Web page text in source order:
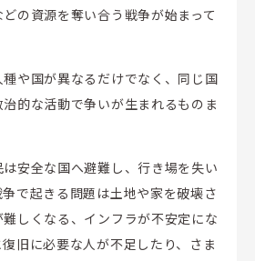
の資源を奪い合う戦争が始まって
や国が異なるだけでなく、同じ国
的な活動で争いが生まれるものま
安全な国へ避難し、行き場を失い
で起きる問題は土地や家を破壊さ
しくなる、インフラが不安定にな
旧に必要な人が不足したり、さま